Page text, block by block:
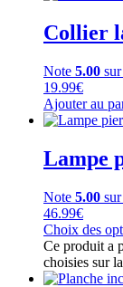
Collier
Note 5.00
19.99€
Ajouter au
Lampe
Note 5.00
46.99€
Choix des
Ce produit a
choisies sur